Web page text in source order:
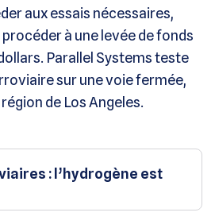
aux essais nécessaires,
à une levée de fonds
Parallel Systems teste
sur une voie fermée,
de Los Angeles.
: l’hydrogène est